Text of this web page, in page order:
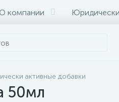
О компании
активные добавки
50мл